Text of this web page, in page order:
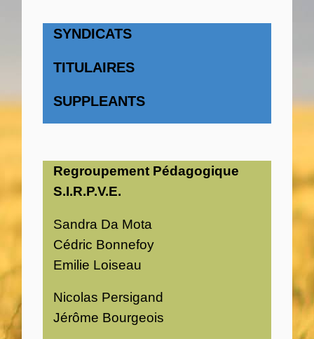
SYNDICATS
TITULAIRES
SUPPLEANTS
Regroupement Pédagogique
S.I.R.P.V.E.
Sandra Da Mota
Cédric Bonnefoy
Emilie Loiseau
Nicolas Persigand
Jérôme Bourgeois